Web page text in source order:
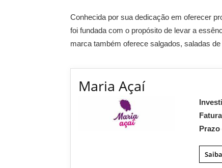
Conhecida por sua dedicação em oferecer
foi fundada com o propósito de levar a
marca também oferece salgados, saladas
Maria Açaí
Prazo